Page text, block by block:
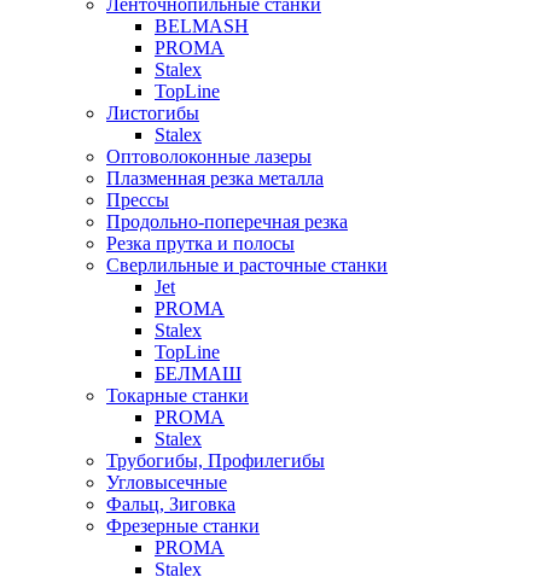
Ленточнопильные станки
BELMASH
PROMA
Stalex
TopLine
Листогибы
Stalex
Оптоволоконные лазеры
Плазменная резка металла
Прессы
Продольно-поперечная резка
Резка прутка и полосы
Сверлильные и расточные станки
Jet
PROMA
Stalex
TopLine
БЕЛМАШ
Токарные станки
PROMA
Stalex
Трубогибы, Профилегибы
Угловысечные
Фальц, Зиговка
Фрезерные станки
PROMA
Stalex